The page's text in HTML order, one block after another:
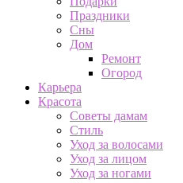
Праздники
Сны
Дом
Ремонт
Огород
Карьера
Красота
Советы дамам
Стиль
Уход за волосами
Уход за лицом
Уход за ногами